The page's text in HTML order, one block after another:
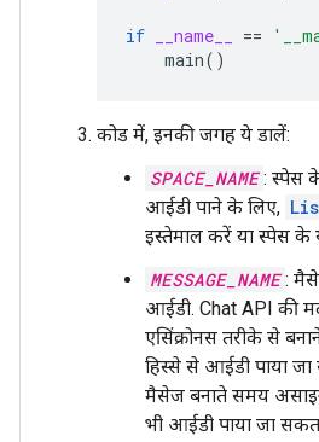
if __name__ ==
main()
कोड में, इनकी जगह ये डालें:
SPACE_NAME : स्पेस
आईडी पाने के लिए,
इस्तेमाल करें या स्पेस
MESSAGE_NAME :
आईडी. Chat API की
एसिंक्रोनस तरीके से
हिस्से से आईडी पाया
मैसेज बनाते समय
भी आईडी पाया जा